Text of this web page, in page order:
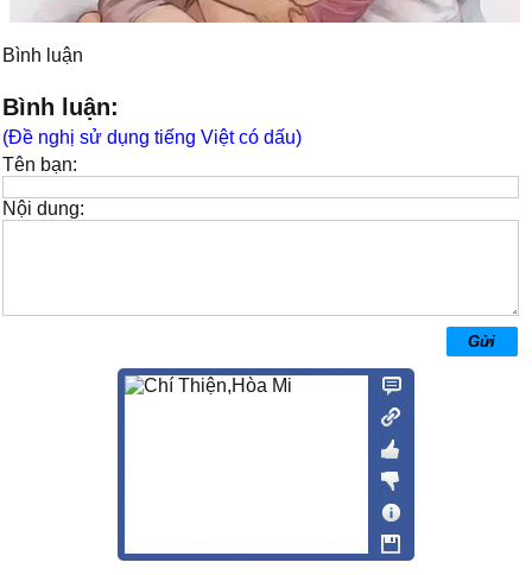
Bình luận
Bình luận:
(Đề nghị sử dụng tiếng Việt có dấu)
Tên bạn:
Nội dung: